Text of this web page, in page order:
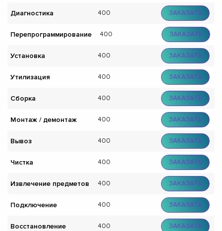
Диагностика 400 ЗАКАЗАТЬ
Перепрограммирование 400 ЗАКАЗАТЬ
Установка 400 ЗАКАЗАТЬ
Утилизация 400 ЗАКАЗАТЬ
Сборка 400 ЗАКАЗАТЬ
Монтаж / демонтаж 400 ЗАКАЗАТЬ
Вывоз 400 ЗАКАЗАТЬ
Чистка 400 ЗАКАЗАТЬ
Извлечение предметов 400 ЗАКАЗАТЬ
Подключение 400 ЗАКАЗАТЬ
Восстановление 400 ЗАКАЗАТЬ